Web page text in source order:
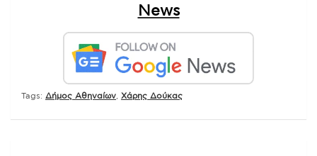
News
Tags: Δήμος Αθηναίων Χάρης Δούκας